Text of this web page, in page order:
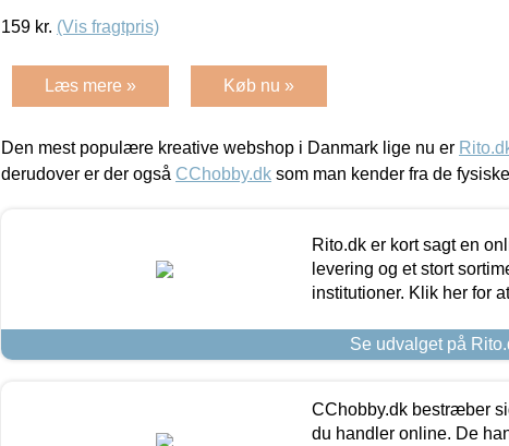
159 kr. (Vis fragtpris)
Læs mere » Køb nu »
Den mest populære kreative webshop i Danmark lige nu er
derudover er der også CChobby.dk som man kender fra de
Rito.dk er kort sagt en
levering og et stort
institutioner. Klik her for
Se udvalget på
CChobby.dk bestræber
du handler online. De